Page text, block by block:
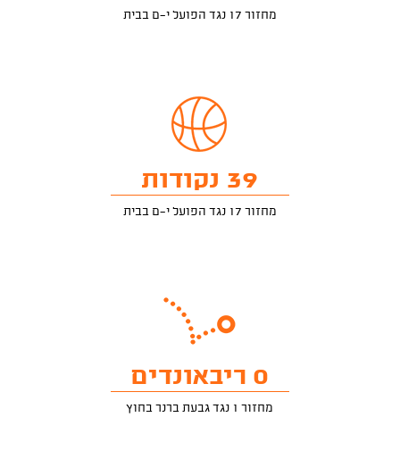
מחזור 17 נגד הפועל י-ם בבית
39 נקודות
מחזור 17 נגד הפועל י-ם בבית
0 ריבאונדים
מחזור 1 נגד גבעת ברנר בחוץ